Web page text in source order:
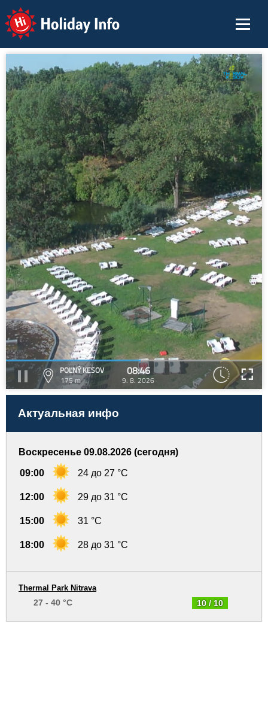
Holiday Info
POĽNÝ KESOV
175 m
08:46
9. 8. 2026
Актуальная инфо
Воскресенье 09.08.2026 (сегодня)
09:00 24 до 27 °C
12:00 29 до 31 °C
15:00 31 °C
18:00 28 до 31 °C
10 / 10
Thermal Park Nitrava
27 - 40 °C